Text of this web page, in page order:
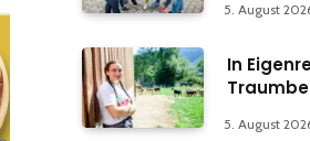
5. August
In
5. August